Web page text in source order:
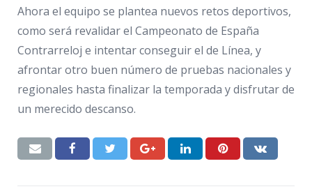
Ahora el equipo se plantea nuevos retos deportivos,
como será revalidar el Campeonato de España
Contrarreloj e intentar conseguir el de Línea, y
afrontar otro buen número de pruebas nacionales y
regionales hasta finalizar la temporada y disfrutar de
un merecido descanso.